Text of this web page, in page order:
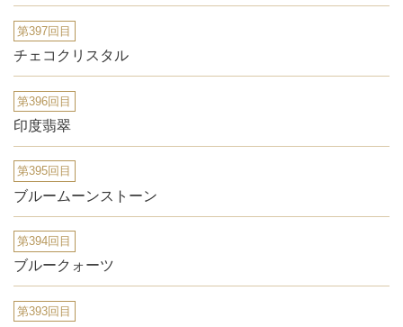
第397回目
チェコクリスタル
第396回目
印度翡翠
第395回目
ブルームーンストーン
第394回目
ブルークォーツ
第393回目